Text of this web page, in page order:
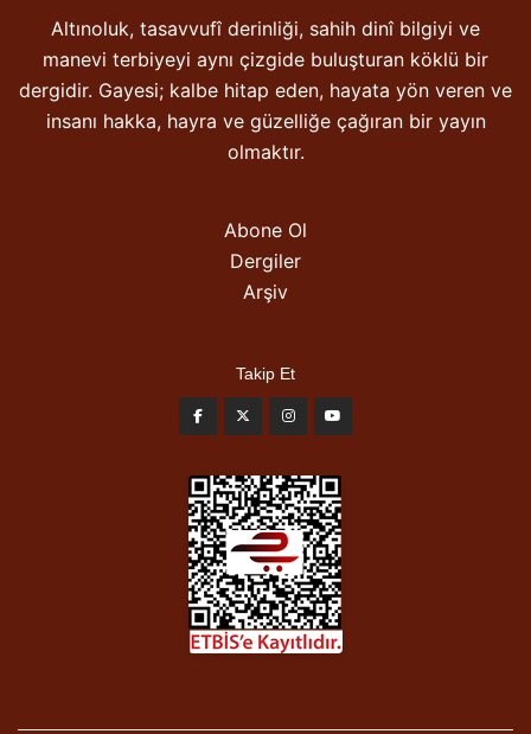
Altınoluk, tasavvufî derinliği, sahih dinî bilgiyi ve
manevi terbiyeyi aynı çizgide buluşturan köklü bir
dergidir. Gayesi; kalbe hitap eden, hayata yön veren ve
insanı hakka, hayra ve güzelliğe çağıran bir yayın
olmaktır.
Abone Ol
Dergiler
Arşiv
Takip Et